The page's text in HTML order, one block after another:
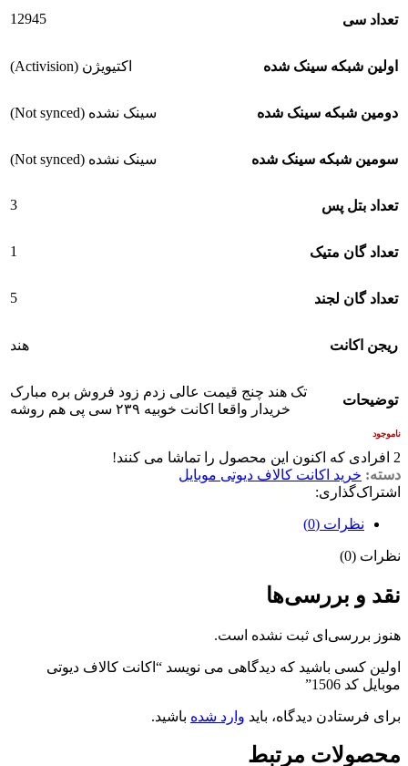
تعداد سی 12945
اولین شبکه سینک شده اکتیویژن (Activision)
دومین شبکه سینک شده سینک نشده (Not synced)
سومین شبکه سینک شده سینک نشده (Not synced)
تعداد بتل پس 3
تعداد گان متیک 1
تعداد گان لجند 5
ریجن اکانت هند
توضیحات
تک هند چنج قیمت عالی زدم زود فروش بره مبارک
خریدار واقعا اکانت خوبیه ۲۳۹ سی پی هم روشه
ناموجود
2 افرادی که اکنون این محصول را تماشا می کنند!
دسته: خرید اکانت کالاف دیوتی موبایل
اشتراک‌گذاری:
نظرات (0)
نظرات (0)
نقد و بررسی‌ها
هنوز بررسی‌ای ثبت نشده است.
اولین کسی باشید که دیدگاهی می نویسد “اکانت کالاف دیوتی
موبایل کد 1506”
برای فرستادن دیدگاه، باید وارد شده باشید.
محصولات مرتبط